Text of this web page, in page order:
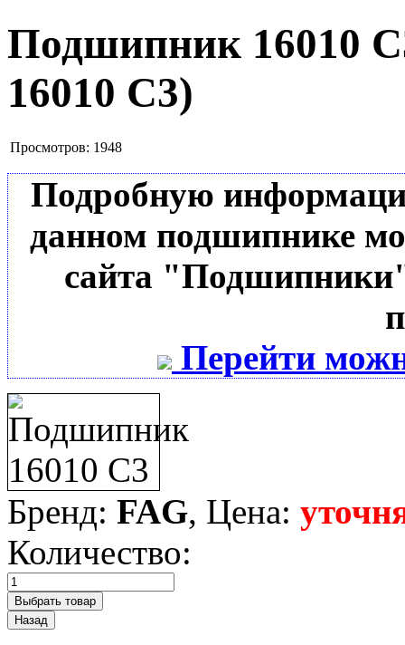
Подшипник 16010
16010 C3)
Просмотров: 1948
Подробную
данном подшипнике
сайта
Перейти
Бренд: FAG, Цена:
Количество: